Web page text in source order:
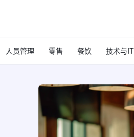
人员管理 零售 餐饮 技术与IT